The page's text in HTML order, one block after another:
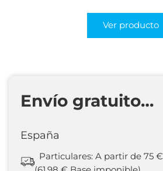
Ver producto
Envío gratuito…
España
Particulares: A partir de 75